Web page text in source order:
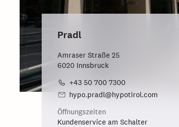
Pradl
Amraser Straße 25
6020 Innsbruck
+43 50 700 7300
hypo.pradl@hypotirol.com
Öffnungszeiten
Kundenservice am Schalter